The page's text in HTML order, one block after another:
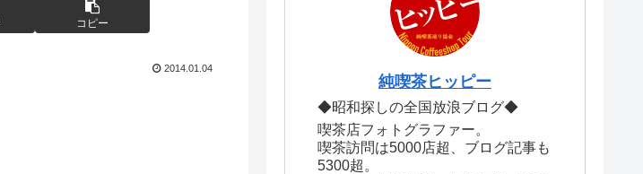
コピー
2014.01.04
純喫茶ヒッピー
◆昭和探しの全国放浪ブログ◆
喫茶店フォトグラファー。
喫茶訪問は5000店超、ブログ記事も
5300超。